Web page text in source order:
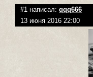
#1 написал: qqq666
13 июня 2016 22:00